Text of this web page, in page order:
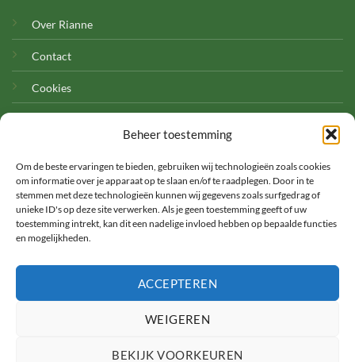
Beheer toestemming
Om de beste ervaringen te bieden, gebruiken wij technologieën zoals cookies
om informatie over je apparaat op te slaan en/of te raadplegen. Door in te
stemmen met deze technologieën kunnen wij gegevens zoals surfgedrag of
unieke ID's op deze site verwerken. Als je geen toestemming geeft of uw
toestemming intrekt, kan dit een nadelige invloed hebben op bepaalde functies
en mogelijkheden.
ACCEPTEREN
WEIGEREN
BEKIJK VOORKEUREN
Over Rianne
Contact
Cookies
©
PRIVACY COOKIES